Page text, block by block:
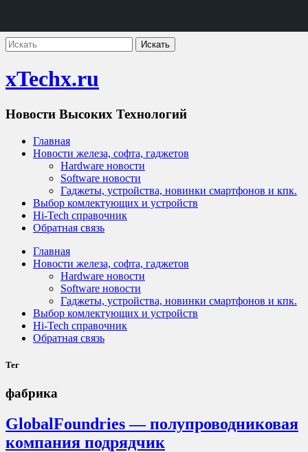
xTechx.ru
Новости Высоких Технологий
Главная
Новости железа, софта, гаджетов
Hardware новости
Software новости
Гаджеты, устройства, новинки смартфонов и кпк.
Выбор комлектующих и устройств
Hi-Tech справочник
Обратная связь
Главная
Новости железа, софта, гаджетов
Hardware новости
Software новости
Гаджеты, устройства, новинки смартфонов и кпк.
Выбор комлектующих и устройств
Hi-Tech справочник
Обратная связь
Тег
фабрика
GlobalFoundries — полупроводниковая
компания подрядчик